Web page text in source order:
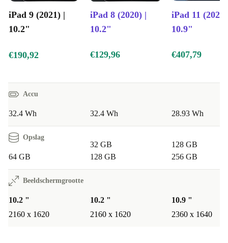
een groothoeklens met een resolutie van 8 MP, om niet
zelfs professioneel documenten te scannen.
iPad 9 (2021) |
10.2"
iPad 8 (2020) |
10.2"
iPad 11
10.9"
€190,92 €129,96 €407,79
Accu
32.4 Wh 32.4 Wh 28.93 Wh
Opslag
64 GB
32 GB
128 GB
128 GB
256 GB
Beeldschermgrootte
10.2 "
2160 x 1620
10.2 "
2160 x 1620
10.9 "
2360 x 1640